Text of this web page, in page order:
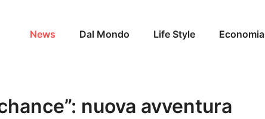
News Dal Mondo Life Style Economia
nuova avventura